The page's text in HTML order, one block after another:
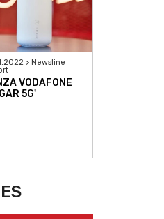
> Newsline
VODAFONE
5G'